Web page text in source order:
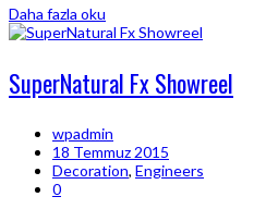
Daha fazla oku
SuperNatural Fx Showreel
wpadmin
18 Temmuz 2015
Decoration, Engineers
0